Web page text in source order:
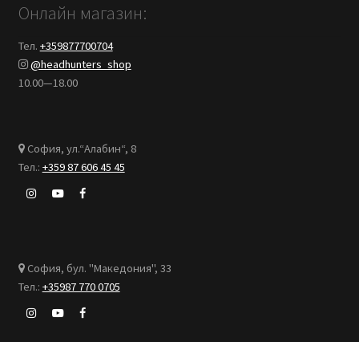
Онлайн магазин:
Тел. +359877700704
@headhunters_shop
10.00—18.00
София, ул.“Алабин“, 8
Тел.: +359 87 606 45 45
София, бул. "Македония", 33
Тел.: +35987 770 0705